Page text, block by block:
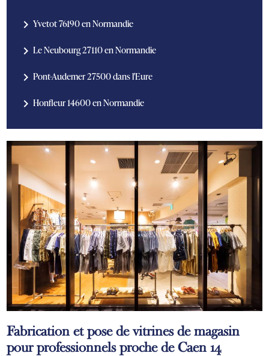
navigate_nextYvetot 76190 en Normandie
navigate_nextLe Neubourg 27110 en Normandie
navigate_nextPont-Audemer 27500 dans l'Eure
navigate_nextHonfleur 14600 en Normandie
Fabrication et pose de vitrines de magasin
pour professionnels proche de Caen 14